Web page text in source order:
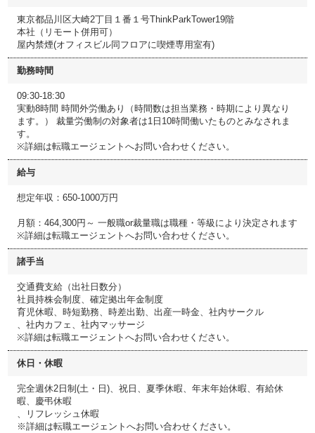
東京都品川区大崎2丁目１番１号ThinkParkTower19階
本社（リモート併用可）
屋内禁煙(オフィスビル同フロアに喫煙専用室有)
勤務時間
09:30-18:30
実動8時間 時間外労働あり（時間数は担当業務・時期により異なり
ます。） 裁量労働制の対象者は1日10時間働いたものとみなされま
す。
※詳細は転職エージェントへお問い合わせください。
給与
想定年収：650-1000万円
月額：464,300円～ 一般職or裁量職は職種・等級により決定されます
※詳細は転職エージェントへお問い合わせください。
諸手当
交通費支給（出社日数分）
社員持株会制度、確定拠出年金制度
育児休暇、時短勤務、時差出勤、出産一時金、社内サークル
、社内カフェ、社内マッサージ
※詳細は転職エージェントへお問い合わせください。
休日・休暇
完全週休2日制(土・日)、祝日、夏季休暇、年末年始休暇、有給休
暇、慶弔休暇
、リフレッシュ休暇
※詳細は転職エージェントへお問い合わせください。